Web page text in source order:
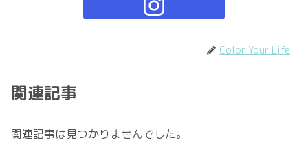
Color Your Life
関連記事
関連記事は見つかりませんでした。